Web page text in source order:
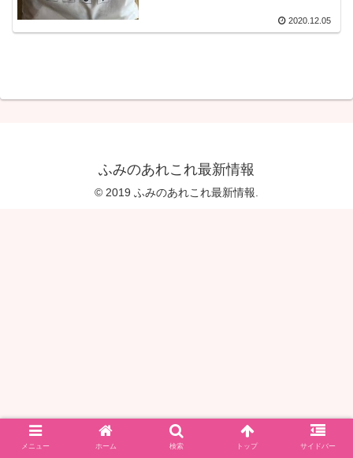
2020.12.05
ふみのあれこれ最新情報
© 2019 ふみのあれこれ最新情報.
メニュー ホーム 検索 トップ サイドバー